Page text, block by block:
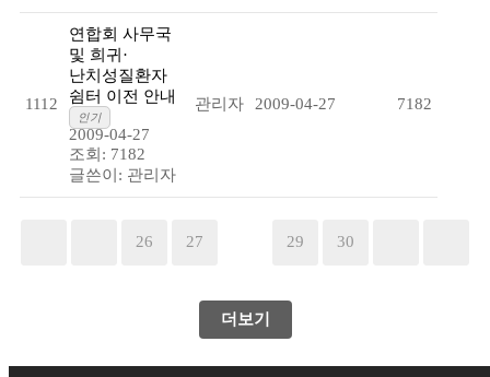
1112
연합회 사무국
및 희귀·
난치성질환자
쉼터 이전 안내
인기
2009-04-27
조회: 7182
글쓴이: 관리자
관리자 2009-04-27 7182
26 27 29 30
더보기